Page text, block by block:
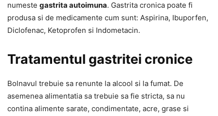
numeste gastrita autoimuna. Gastrita cronica poate fi
produsa si de medicamente cum sunt: Aspirina, Ibuporfen,
Diclofenac, Ketoprofen si Indometacin.
Tratamentul gastritei cronice
Bolnavul trebuie sa renunte la alcool si la fumat. De
asemenea alimentatia sa trebuie sa fie stricta, sa nu
contina alimente sarate, condimentate, acre, grase si